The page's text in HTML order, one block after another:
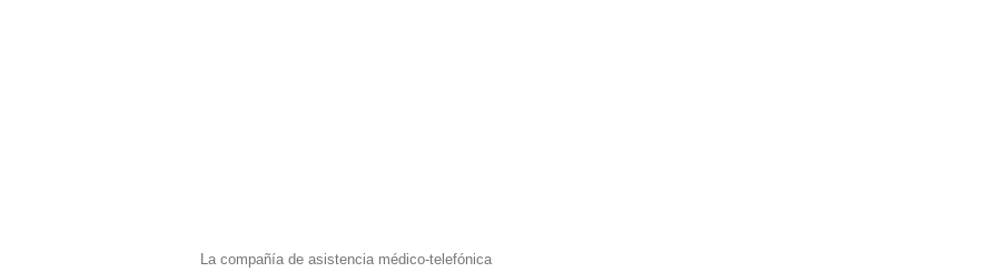
La compañía de asistencia médico-telefónica